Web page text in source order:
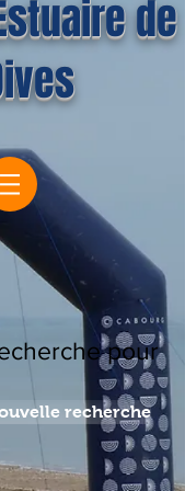
de
pour
recherche